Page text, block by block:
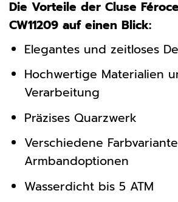
Die Vorteile der Cluse
CW11209 auf einen Blick:
Elegantes und zeitloses
Hochwertige Materialien
Verarbeitung
Präzises Quarzwerk
Verschiedene
Armbandoptionen
Wasserdicht bis 5 ATM